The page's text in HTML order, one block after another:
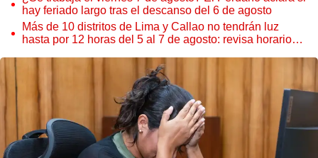
hay feriado largo tras el descanso del 6 de agosto
Más de 10 distritos de Lima y Callao no tendrán luz
hasta por 12 horas del 5 al 7 de agosto: revisa horarios y